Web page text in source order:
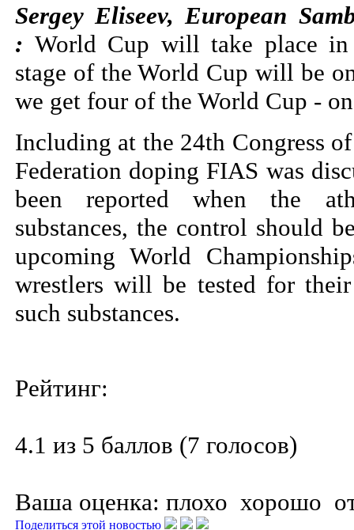
Sergey Eliseev, European
: World Cup will take place
stage of the World Cup will be
we get four of the World Cup -
Including at the 24th Congress
Federation doping FIAS was
been reported when the
substances, the control should
upcoming World
wrestlers will be tested for
such substances.
Рейтинг:
4.1 из 5 баллов (7 голосов)
Ваша оценка: плохо хорошо
Поделиться этой новостью